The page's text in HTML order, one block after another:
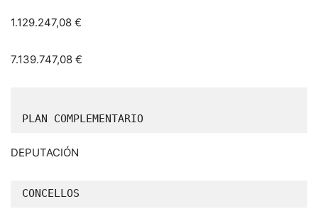
1.129.247,08 €
7.139.747,08 €
PLAN COMPLEMENTARIO
DEPUTACIÓN
CONCELLOS